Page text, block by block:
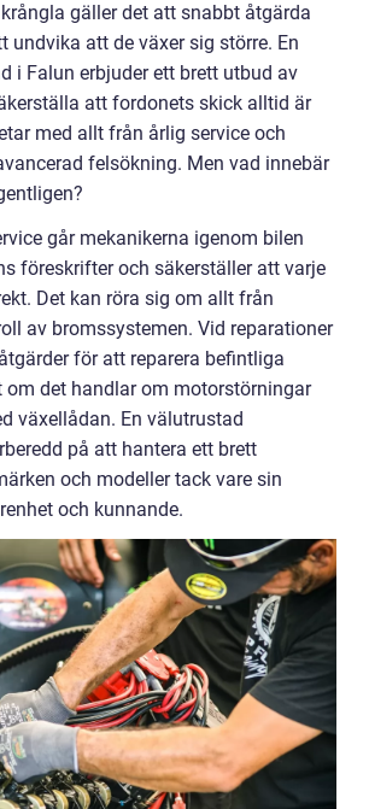
gäller det att snabbt åtgärda
undvika att de växer sig större. En
i Falun erbjuder ett brett utbud av
att fordonets skick alltid är
med allt från årlig service och
felsökning. Men vad innebär
går mekanikerna igenom bilen
föreskrifter och säkerställer att varje
Det kan röra sig om allt från
av bromssystemen. Vid reparationer
för att reparera befintliga
om det handlar om motorstörningar
växellådan. En välutrustad
på att hantera ett brett
och modeller tack vare sin
och kunnande.